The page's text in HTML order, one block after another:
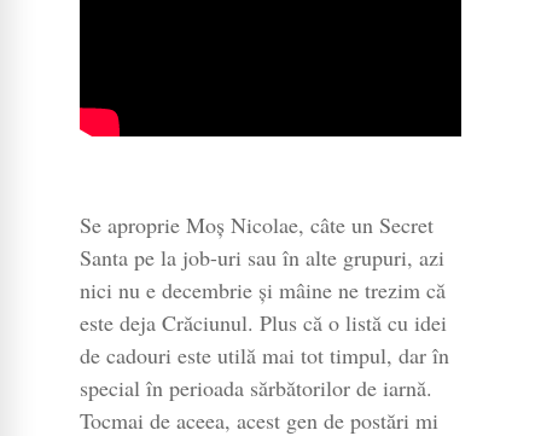
Se aproprie Moș Nicolae, câte un Secret
Santa pe la job-uri sau în alte grupuri, azi
nici nu e decembrie și mâine ne trezim că
este deja Crăciunul. Plus că o listă cu idei
de cadouri este utilă mai tot timpul, dar în
special în perioada sărbătorilor de iarnă.
Tocmai de aceea, acest gen de postări mi